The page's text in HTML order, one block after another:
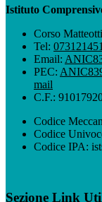
Istituto
Corso
Tel:
Email:
PEC:
mail
C.F.:
Codice
Codice
Codice IPA:
Sezione Link